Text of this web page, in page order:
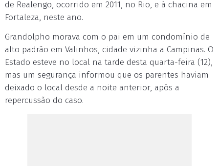
de Realengo, ocorrido em 2011, no Rio, e à chacina em
Fortaleza, neste ano.
Grandolpho morava com o pai em um condomínio de
alto padrão em Valinhos, cidade vizinha a Campinas. O
Estado esteve no local na tarde desta quarta-feira (12),
mas um segurança informou que os parentes haviam
deixado o local desde a noite anterior, após a
repercussão do caso.